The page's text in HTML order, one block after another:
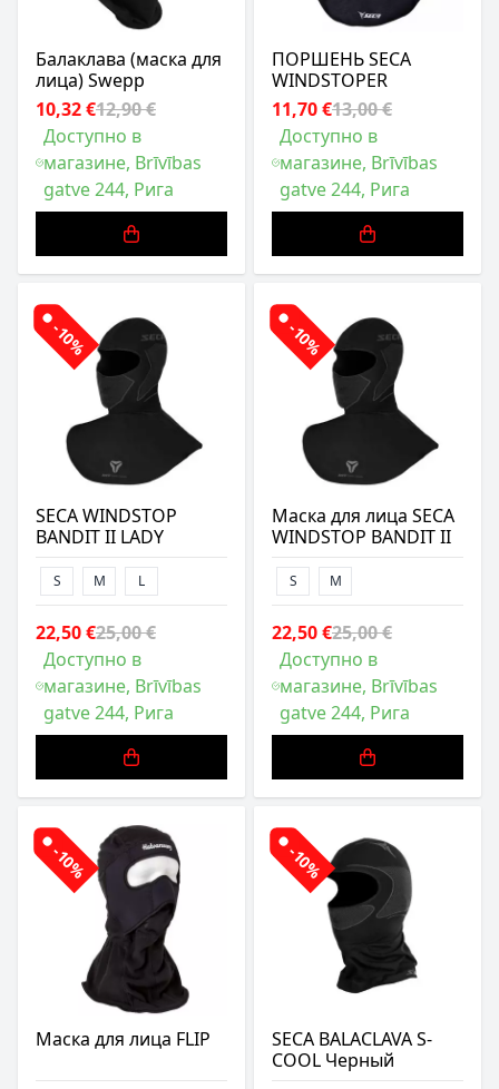
Балаклава (маска для
лица) Swepp
10,32 €12,90 €
Доступно в
магазине, Brīvības
gatve 244, Рига
ПОРШЕНЬ SECA
WINDSTOPER
11,70 €13,00 €
Доступно в
магазине, Brīvības
gatve 244, Рига
-10%
SECA WINDSTOP
BANDIT II LADY
S M L
22,50 €25,00 €
Доступно в
магазине, Brīvības
gatve 244, Рига
-10%
Маска для лица SECA
WINDSTOP BANDIT II
S M
22,50 €25,00 €
Доступно в
магазине, Brīvības
gatve 244, Рига
-10%
Маска для лица FLIP
-10%
SECA BALACLAVA S-
COOL Черный